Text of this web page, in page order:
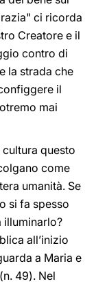
ci ricorda
Creatore e il
contro di
la strada che
il
mai
questo
come
umanità. Se
si fa spesso
illuminarlo?
all’inizio
a Maria e
49). Nel